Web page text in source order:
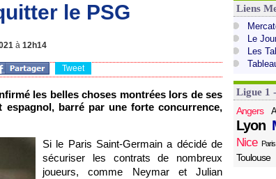
le PSG
à 12h14
Tweet
les belles choses montrées lors de ses
espagnol, barré par une forte concurrence,
Si le Paris Saint-Germain a décidé de
sécuriser les contrats de nombreux
joueurs, comme Neymar et Julian
Liens
Le
Les
Ligue 1
Angers
Lyon
Nice
Toulouse